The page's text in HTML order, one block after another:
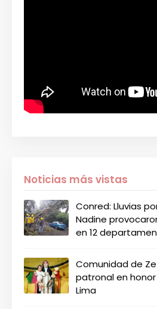
Noticias más vistas
Conred: Lluvias
Nadine
en 12
Comunidad de
patronal en
Lima